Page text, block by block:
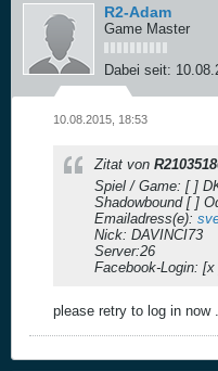
R2-Adam
Game Master
Dabei seit:
10.08.2015, 18:53
Zitat von
Spiel / Game: [ ]
Shadowbound [ ]
Emailadress(e):
Nick: DAVINCI73
Server:26
Facebook-Login:
please retry to log in now .